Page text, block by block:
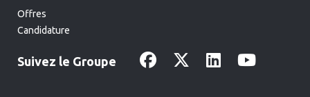
Offres
Candidature
Suivez le Groupe